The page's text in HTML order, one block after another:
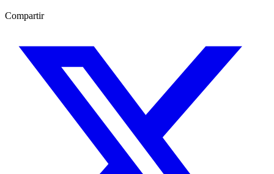
Compartir